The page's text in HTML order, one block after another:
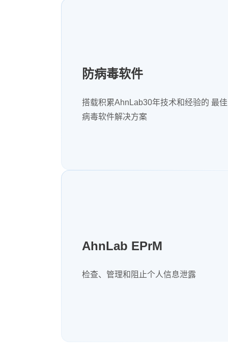
防病毒软件
搭载积累AhnLab30年技术和经验的 最
病毒软件解决方案
AhnLab EPrM
检查、管理和阻止个人信息泄露